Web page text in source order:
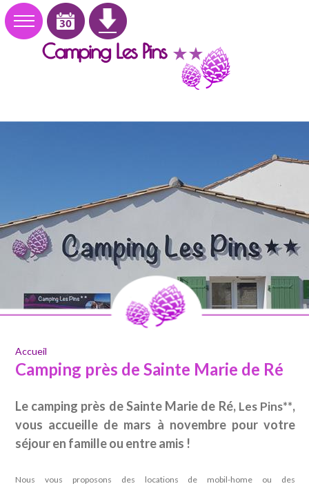
Accueil
Camping près de Sainte Marie de Ré
Le camping près de Sainte Marie de Ré, Les Pins**,
vous accueille de mars à novembre pour votre
séjour en famille ou entre amis !
Nous vous proposons des locations de mobil-home ou des